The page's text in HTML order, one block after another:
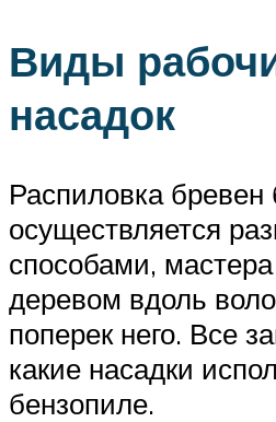
Виды
насадок
Распиловка бревен
осуществляется
способами,
деревом вдоль
поперек него. Все
какие насадки
бензопиле.